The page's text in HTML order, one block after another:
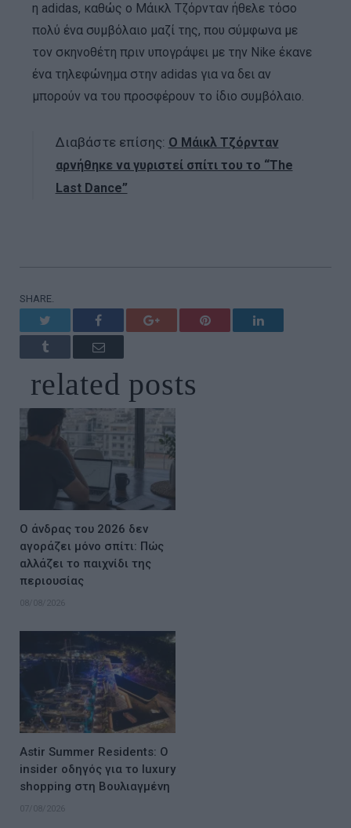
η adidas, καθώς ο Μάικλ Τζόρνταν ήθελε τόσο
πολύ ένα συμβόλαιο μαζί της, που σύμφωνα με
τον σκηνοθέτη πριν υπογράψει με την Nike έκανε
ένα τηλεφώνημα στην adidas για να δει αν
μπορούν να του προσφέρουν το ίδιο συμβόλαιο.
Διαβάστε επίσης: Ο Μάικλ Τζόρνταν
αρνήθηκε να γυριστεί σπίτι του το “The
Last Dance”
SHARE.
Facebook Google+ Pinterest LinkedIn
Tumblr Email
related posts
Ο άνδρας του 2026 δεν
αγοράζει μόνο σπίτι: Πώς
αλλάζει το παιχνίδι της
περιουσίας
08/08/2026
Astir Summer Residents: Ο
insider οδηγός για το luxury
shopping στη Βουλιαγμένη
07/08/2026